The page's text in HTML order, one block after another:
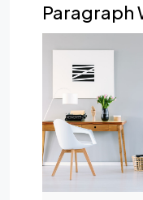
Paragraph